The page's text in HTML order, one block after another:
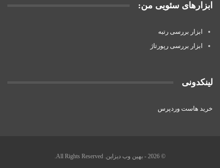
ابزارهای سئویی من:
ابزار بررسی رتبه
ابزار بررسی رپورتاژ
لینکدونی
خرید هاست وردپرس
© 2026 - بهین وب دیزاین. All Rights Reserved.